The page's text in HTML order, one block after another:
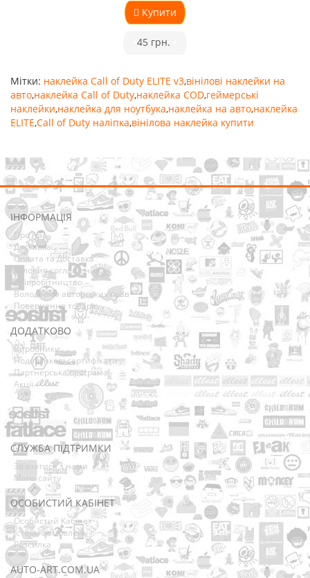
Купити
45 грн.
Мітки: наклейка Call of Duty ELITE v3,вінілові наклейки на
авто,наклейка Call of Duty,наклейка COD,геймерські
наклейки,наклейка для ноутбука,наклейка на авто,наклейка
ELITE,Call of Duty наліпка,вінілова наклейка купити
ІНФОРМАЦІЯ
Про нас
Доставка
Оплата та Доставка
Условия соглашения
Співробітництво
Володарям авторських прав
Повернення товарів
ДОДАТКОВО
Виробники
Подарункові сертифікати
Партнерська програма
Акції
СЛУЖБА ПІДТРИМКИ
Зв’язатися з нами
Мапа сайту
ОСОБИСТИЙ КАБІНЕТ
Особистий Кабінет
Історія замовлень
Розсилка
AUTO-ART.COM.UA